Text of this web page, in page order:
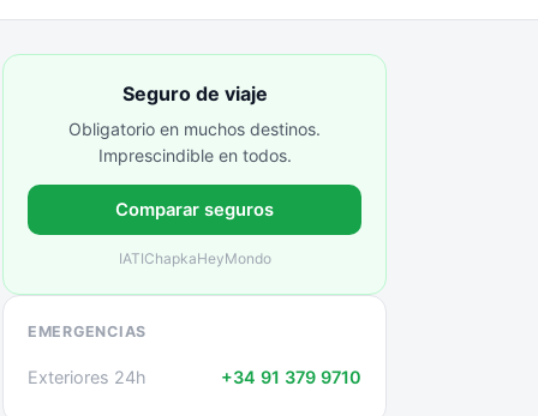
Seguro de viaje
Obligatorio en muchos destinos.
Imprescindible en todos.
Comparar seguros
IATIChapkaHeyMondo
EMERGENCIAS
Exteriores 24h +34 91 379 9710